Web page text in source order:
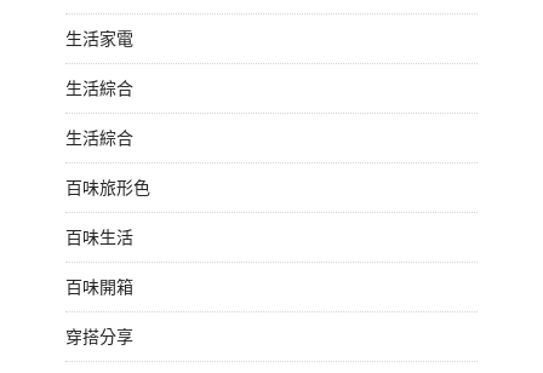
生活家電
生活綜合
生活綜合
百味旅形色
百味生活
百味開箱
穿搭分享